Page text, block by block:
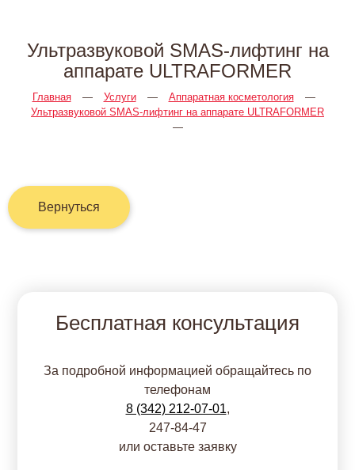
Ультразвуковой SMAS-лифтинг на
аппарате ULTRAFORMER
Главная — Услуги — Аппаратная косметология
—
Ультразвуковой SMAS-лифтинг на аппарате ULTRAFORMER
—
Вернуться
Бесплатная консультация
За подробной информацией обращайтесь по
телефонам
8 (342) 212-07-01,
247-84-47
или оставьте заявку